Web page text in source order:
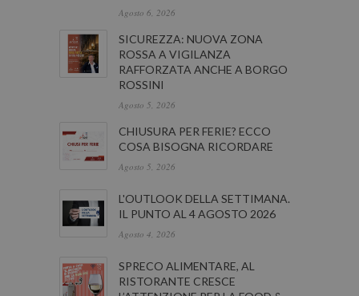
Agosto 6, 2026
SICUREZZA: NUOVA ZONA
ROSSA A VIGILANZA
RAFFORZATA ANCHE A BORGO
ROSSINI
Agosto 5, 2026
CHIUSURA PER FERIE? ECCO
COSA BISOGNA RICORDARE
Agosto 5, 2026
L'OUTLOOK DELLA SETTIMANA.
IL PUNTO AL 4 AGOSTO 2026
Agosto 4, 2026
SPRECO ALIMENTARE, AL
RISTORANTE CRESCE